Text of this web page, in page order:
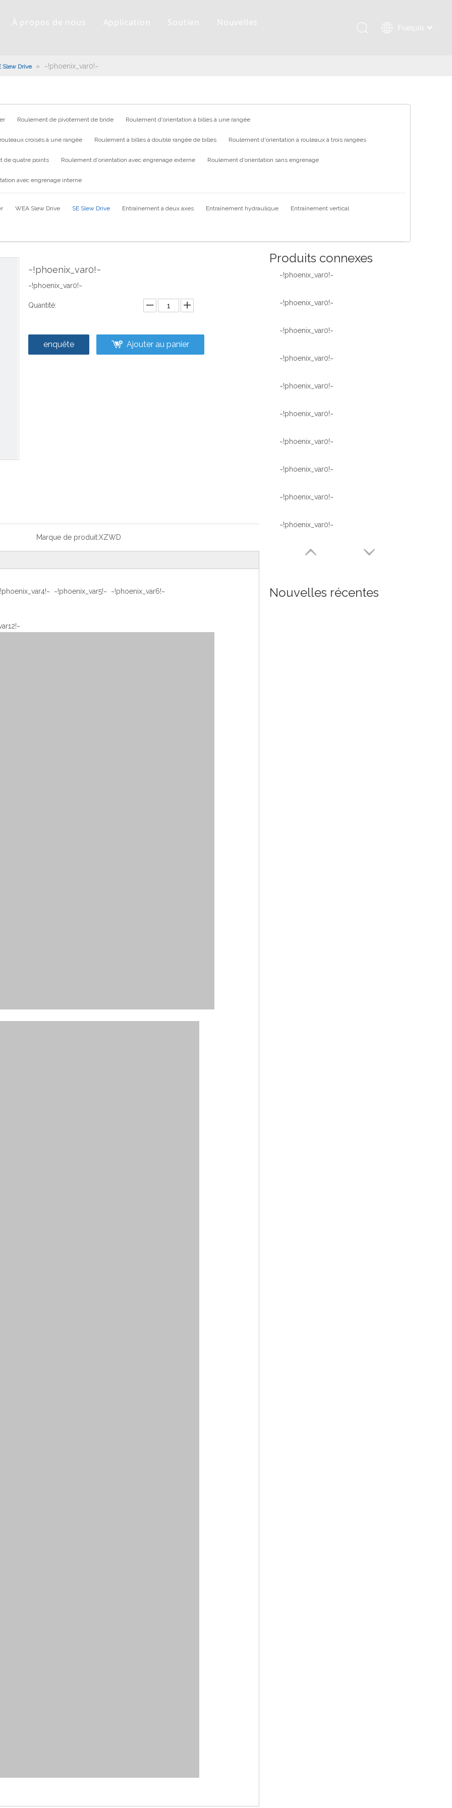
À propos de nous Application Soutien Nouvelles Français
Slew Drive » ~!phoenix_var0!~
Roulement de pivotement de bride Roulement d'orientation à billes à une rangée
croisés à une rangée Roulement à billes à double rangée de billes Roulement d'orientation à rouleaux à trois rangées
de quatre points Roulement d'orientation avec engrenage externe Roulement d'orientation sans engrenage
avec engrenage interne
WEA Slew Drive SE Slew Drive Entraînement à deux axes Entraînement hydraulique Entraînement vertical
~!phoenix_var0!~
~!phoenix_var0!~
Quantité:
enquête Ajouter au panier
Marque de produit:XZWD
~!phoenix_var5!~ ~!phoenix_var6!~
Produits connexes
~!phoenix_var0!~
~!phoenix_var0!~
~!phoenix_var0!~
~!phoenix_var0!~
~!phoenix_var0!~
~!phoenix_var0!~
~!phoenix_var0!~
~!phoenix_var0!~
~!phoenix_var0!~
~!phoenix_var0!~
Nouvelles récentes